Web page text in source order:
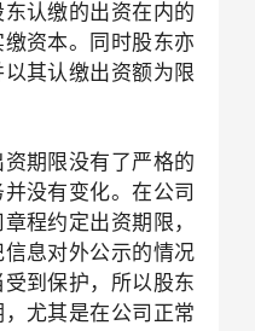
认缴的出资在内的
资本。同时股东亦
其认缴出资额为限
期限没有了严格的
没有变化。在公司
程约定出资期限，
息对外公示的情况
受到保护，所以股东
尤其是在公司正常